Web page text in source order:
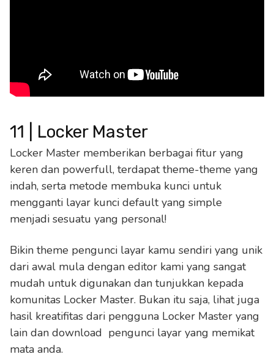
11 | Locker Master
Locker Master memberikan berbagai fitur yang
keren dan powerfull, terdapat theme-theme yang
indah, serta metode membuka kunci untuk
mengganti layar kunci default yang simple
menjadi sesuatu yang personal!
Bikin theme pengunci layar kamu sendiri yang unik
dari awal mula dengan editor kami yang sangat
mudah untuk digunakan dan tunjukkan kepada
komunitas Locker Master. Bukan itu saja, lihat juga
hasil kreatifitas dari pengguna Locker Master yang
lain dan download pengunci layar yang memikat
mata anda.